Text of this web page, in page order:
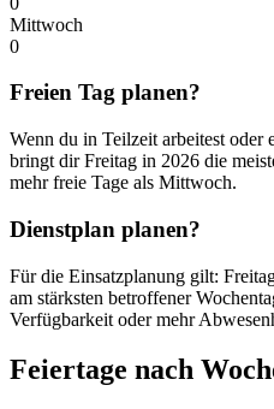
Mittwoch
0
Freien Tag planen?
Wenn du in Teilzeit arbeitest oder
bringt dir Freitag in 2026 die
mehr freie Tage als Mittwoch.
Dienstplan planen?
Für die Einsatzplanung gilt:
am stärksten betroffener
Verfügbarkeit oder mehr
Feiertage nach